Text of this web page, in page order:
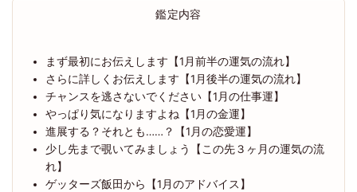
鑑定内容
まず最初にお伝えします【1月前半の運気の流れ】
さらに詳しくお伝えします【1月後半の運気の流れ】
チャンスを逃さないでください【1月の仕事運】
やっぱり気になりますよね【1月の金運】
進展する？それとも……？【1月の恋愛運】
少し先まで覗いてみましょう【この先３ヶ月の運気の流
れ】
ゲッターズ飯田から【1月のアドバイス】